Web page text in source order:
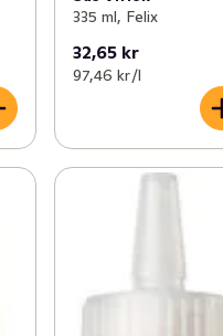
335 ml, Felix
32,65 kr
97,46 kr /l